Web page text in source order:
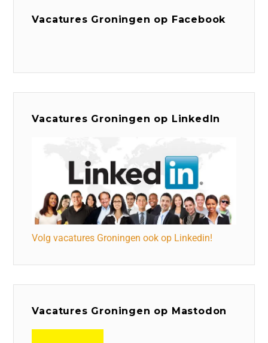
Vacatures Groningen op Facebook
Vacatures Groningen op LinkedIn
Volg vacatures Groningen ook op Linkedin!
Vacatures Groningen op Mastodon